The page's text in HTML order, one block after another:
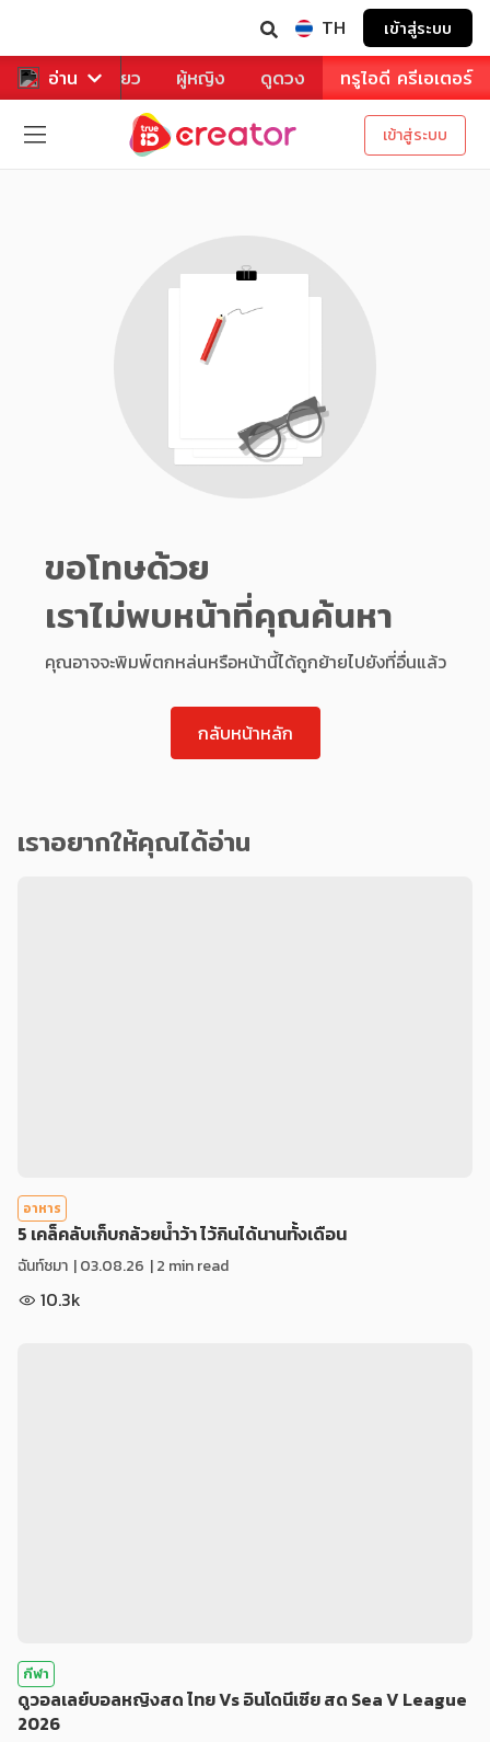
TH เข้าสู่ระบบ
อ่าน
หาร ท่องเที่ยว ผู้หญิง ดูดวง ทรูไอดี ครีเอเตอร์
เข้าสู่ระบบ
ขอโทษด้วย
เราไม่พบหน้าที่คุณค้นหา
คุณอาจจะพิมพ์ตกหล่นหรือหน้านี้ได้ถูกย้ายไปยังที่อื่นแล้ว
กลับหน้าหลัก
เราอยากให้คุณได้อ่าน
อาหาร
5 เคล็คลับเก็บกล้วยน้ำว้า ไว้กินได้นานทั้งเดือน
ฉันท์ชมา |03.08.26 | 2 min read
10.3k
กีฬา
ดูวอลเลย์บอลหญิงสด ไทย Vs อินโดนีเซีย สด Sea V League
2026